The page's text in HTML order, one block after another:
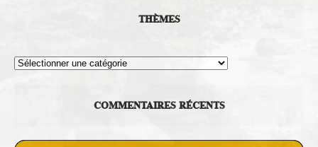
THÈMES
Thèmes
COMMENTAIRES RÉCENTS